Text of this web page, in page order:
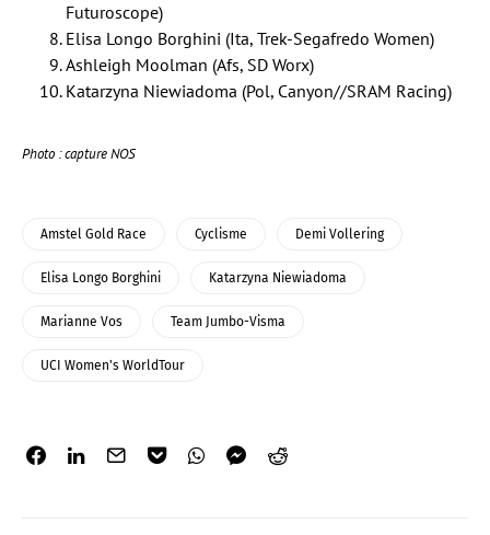
Futuroscope)
Elisa Longo Borghini (Ita, Trek-Segafredo Women)
Ashleigh Moolman (Afs, SD Worx)
Katarzyna Niewiadoma (Pol, Canyon//SRAM Racing)
Photo : capture NOS
Amstel Gold Race Cyclisme Demi Vollering
Elisa Longo Borghini Katarzyna Niewiadoma
Marianne Vos Team Jumbo-Visma
UCI Women's WorldTour